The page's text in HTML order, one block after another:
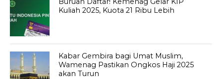
Kuliah 2025, Kuota 21 Ribu Lebih
Kabar Gembira bagi Umat Muslim,
Wamenag Pastikan Ongkos Haji 2025
akan Turun